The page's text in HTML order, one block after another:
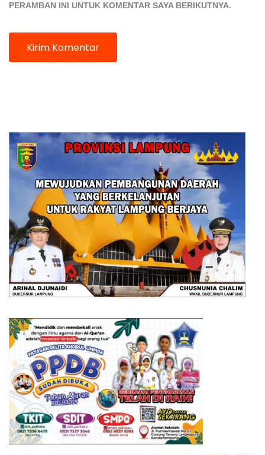
PERAMBAN INI UNTUK KOMENTAR SAYA BERIKUTNYA.